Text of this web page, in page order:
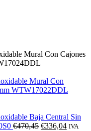
Mural Con Cajones
Mural Con
WTW17022DDL
Baja Central Sin
€470,45 O
€336,04OIVA